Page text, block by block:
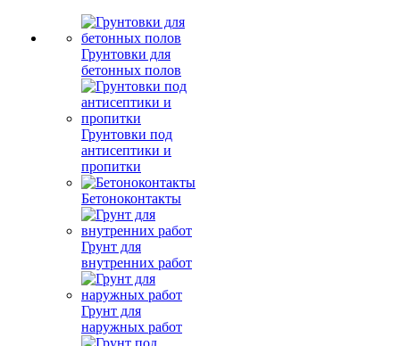
Грунтовки для
бетонных полов
Грунтовки под
антисептики и
пропитки
Бетоноконтакты
Грунт для
внутренних работ
Грунт для
наружных работ